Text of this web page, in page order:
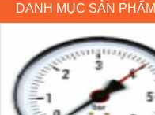
DANH MỤC SẢN PHẨM